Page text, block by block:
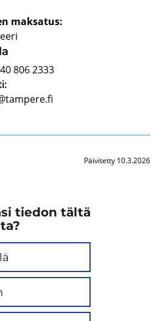
maksatus:
806 2333
Päivitetty 10.3.2026
tiedon tältä